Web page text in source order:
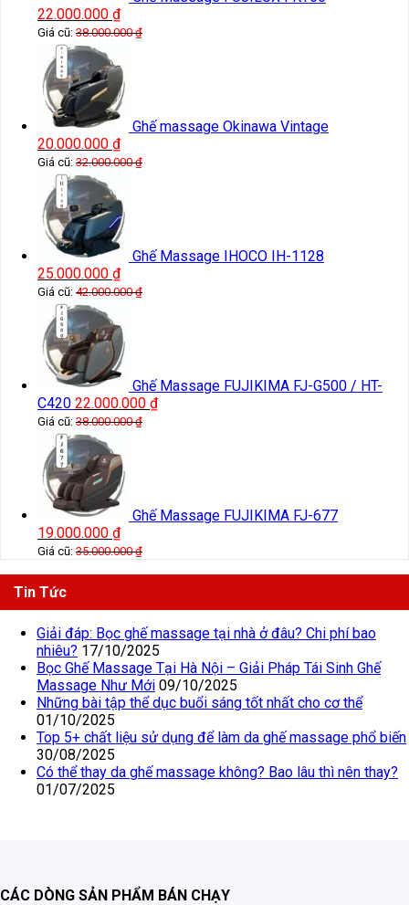
22.000.000 ₫
Giá cũ: 38.000.000₫
Ghế massage Okinawa Vintage
20.000.000 ₫
Giá cũ: 32.000.000₫
Ghế Massage IHOCO IH-1128
25.000.000 ₫
Giá cũ: 42.000.000₫
Ghế Massage FUJIKIMA FJ-G500 / HT-
C420 22.000.000 ₫
Giá cũ: 38.000.000₫
Ghế Massage FUJIKIMA FJ-677
19.000.000 ₫
Giá cũ: 35.000.000₫
Tin Tức
Giải đáp: Bọc ghế massage tại nhà ở đâu? Chi phí bao
nhiêu? 17/10/2025
Bọc Ghế Massage Tại Hà Nội – Giải Pháp Tái Sinh Ghế
Massage Như Mới 09/10/2025
Những bài tập thể dục buổi sáng tốt nhất cho cơ thể
01/10/2025
Top 5+ chất liệu sử dụng để làm da ghế massage phổ biến
30/08/2025
Có thể thay da ghế massage không? Bao lâu thì nên thay?
01/07/2025
CÁC DÒNG SẢN PHẨM BÁN CHẠY